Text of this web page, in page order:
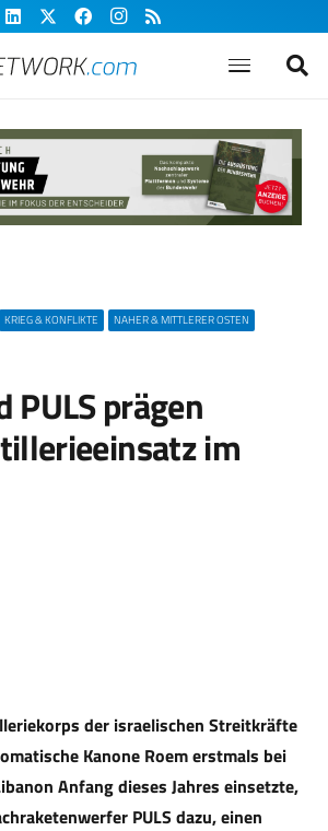
KRIEG & KONFLIKTE NAHER & MITTLERER OSTEN
PULS prägen
im
der israelischen Streitkräfte
Kanone Roem erstmals bei
Anfang dieses Jahres einsetzte,
PULS dazu, einen